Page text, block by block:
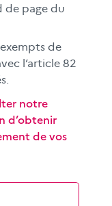
de nombreuses
public jeune et
de page du
de
l’article 82
notre
d’obtenir
de vos